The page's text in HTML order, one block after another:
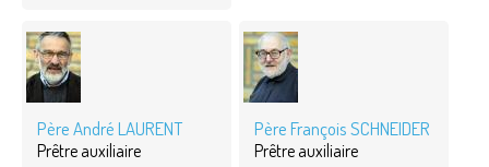
Père André LAURENT
Prêtre auxiliaire
Père François SCHNEIDER
Prêtre auxiliaire